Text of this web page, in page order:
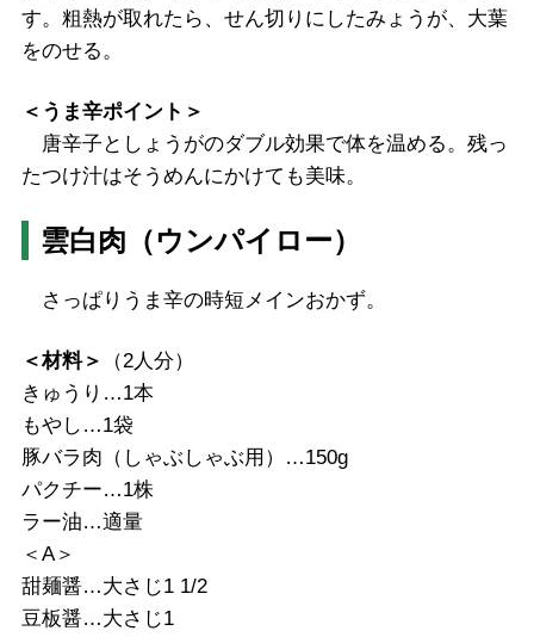
す。粗熱が取れたら、せん切りにしたみょうが、大葉
をのせる。
＜うま辛ポイント＞
唐辛子としょうがのダブル効果で体を温める。残っ
たつけ汁はそうめんにかけても美味。
雲白肉（ウンパイロー）
さっぱりうま辛の時短メインおかず。
＜材料＞
（2人分）
きゅうり…1本
もやし…1袋
豚バラ肉（しゃぶしゃぶ用）…150g
パクチー…1株
ラー油…適量
＜A＞
甜麺醤…大さじ1 1/2
豆板醤…大さじ1